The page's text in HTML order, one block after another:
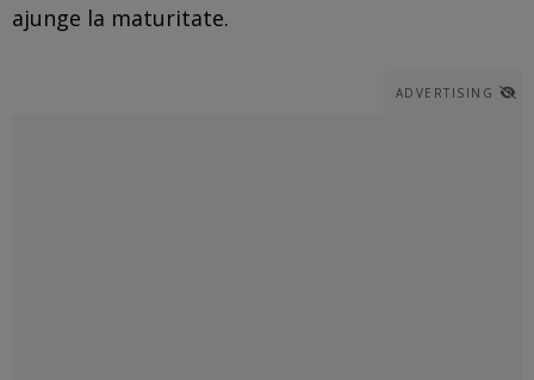
ajunge la maturitate.
ADVERTISING